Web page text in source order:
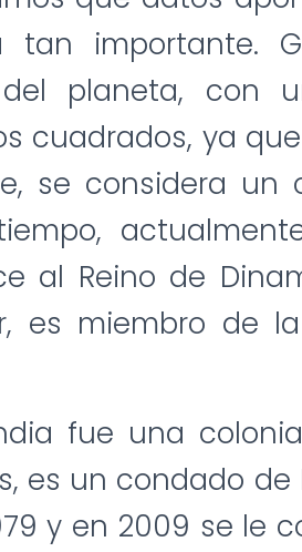
tan importante.
planeta, con
cuadrados, ya
se considera
al Reino de
es miembro de
fue una
es un condado
y en 2009 se le